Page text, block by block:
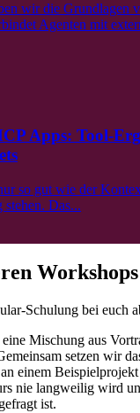
wir die Grundlagen
Agenten mit
Apps: Tool-
so gut wie der
Das...
Workshops
Schulung bei euch
eine Mischung aus
setzen wir
einem
nie langweilig wird
ist.